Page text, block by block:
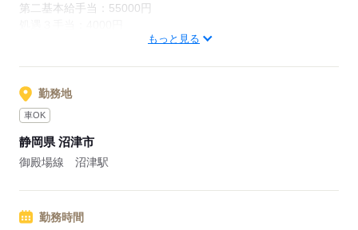
第二基本給手当：55000円
もっと見る
勤務地
車OK
静岡県 沼津市
御殿場線 沼津駅
勤務時間